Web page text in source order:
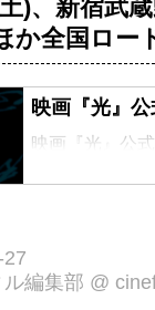
)、新宿武
か全国ロー
映画『光』
映画『光』公
25日（土）、
編集部 @